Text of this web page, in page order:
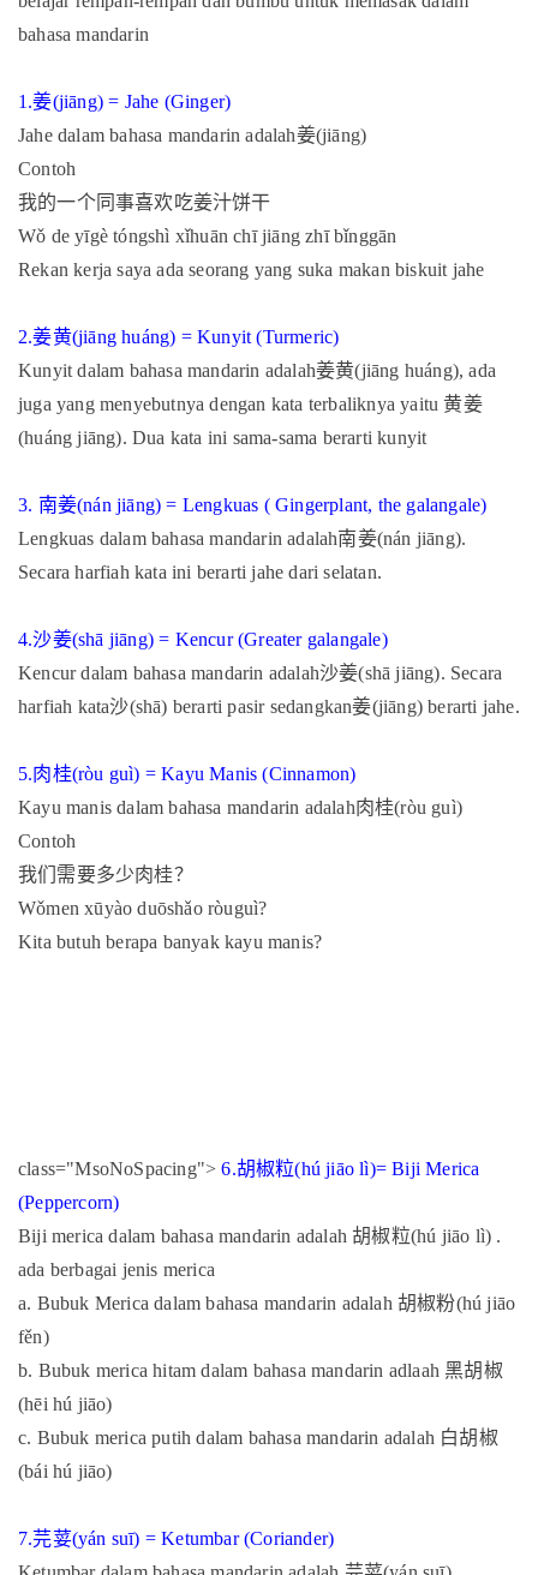
bahasa mandarin
1.姜(jiāng) = Jahe (Ginger)
Jahe dalam bahasa mandarin adalah姜(jiāng)
Contoh
我的一个同事喜欢吃姜汁饼干
Wǒ de yīgè tóngshì xǐhuān chī jiāng zhī bǐnggān
Rekan kerja saya ada seorang yang suka makan biskuit jahe
2.姜黄(jiāng huáng) = Kunyit (Turmeric)
Kunyit dalam bahasa mandarin adalah姜黄(jiāng huáng), ada
juga yang menyebutnya dengan kata terbaliknya yaitu 黄姜
(huáng jiāng). Dua kata ini sama-sama berarti kunyit
3. 南姜(nán jiāng) = Lengkuas ( Gingerplant, the galangale)
Lengkuas dalam bahasa mandarin adalah南姜(nán jiāng).
Secara harfiah kata ini berarti jahe dari selatan.
4.沙姜(shā jiāng) = Kencur (Greater galangale)
Kencur dalam bahasa mandarin adalah沙姜(shā jiāng). Secara
harfiah kata沙(shā) berarti pasir sedangkan姜(jiāng) berarti jahe.
5.肉桂(ròu guì) = Kayu Manis (Cinnamon)
Kayu manis dalam bahasa mandarin adalah肉桂(ròu guì)
Contoh
我们需要多少肉桂？
Wǒmen xūyào duōshǎo ròuguì?
Kita butuh berapa banyak kayu manis?
class="MsoNoSpacing">6.胡椒粒(hú jiāo lì)= Biji Merica
(Peppercorn)
Biji merica dalam bahasa mandarin adalah 胡椒粒(hú jiāo lì) .
ada berbagai jenis merica
a. Bubuk Merica dalam bahasa mandarin adalah 胡椒粉(hú jiāo
fěn)
b. Bubuk merica hitam dalam bahasa mandarin adlaah 黑胡椒
(hēi hú jiāo)
c. Bubuk merica putih dalam bahasa mandarin adalah 白胡椒
(bái hú jiāo)
7.芫荽(yán suī) = Ketumbar (Coriander)